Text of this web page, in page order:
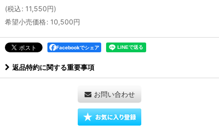
(税込: 11,550円)
希望小売価格: 10,500円
Facebookでシェア
返品特約に関する重要事項
お問い合わせ